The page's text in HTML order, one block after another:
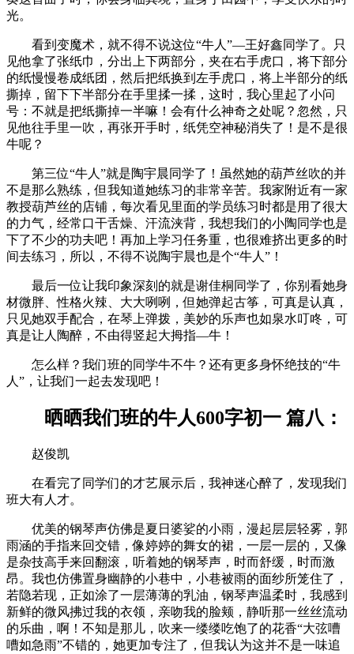
光。
看到变魔术，就不得不说这位“牛人”—王好鑫同学了。只
见他拿了张纸巾，分出上下两部分，夹在右手虎口，将下部分
的纸慢慢卷成纸团，然后把纸换到左手虎口，将上半部分的纸
撕掉，留下下半部分在手里揉一揉，这时，我心里起了小问
号：不就是把纸撕掉一半嘛！会有什么神奇之处呢？忽然，只
见他往手里一吹，再张开手时，纸凭空神秘消失了！是不是很
牛呢？
第三位“牛人”就是陶宇晨同学了！虽然她的葫芦丝吹的并
不是那么熟练，但我知道她练习的非常辛苦。我家附近有一家
教授葫芦丝的店铺，每次看见里面的学员练习时都是用了很大
的力气，经常口干舌燥、汗流浃背，我想我们的小陶同学也是
下了不少的功夫吧！再加上学习任务重，也很难挤出更多的时
间去练习，所以，不得不说陶宇晨也是个“牛人”！
最后一位让我印象深刻的就是谢佳桐同学了，你别看她身
材微胖、性格火辣、大大咧咧，但她弹起古筝，可真是认真，
只见她双手配合，在琴上弹拨，美妙的乐声也如泉水叮咚，可
真是让人陶醉，不由得竖起大拇指—牛！
怎么样？我们班的同学牛不牛？还有更多身怀绝技的“牛
人”，让我们一起去发现吧！
晒晒我们班的牛人600字初一 篇八：
赵俊凯
在看完了同学们的才艺展示后，我神迷心醉了，发现我们
班大有人才。
优美的钢琴声仿佛是夏日婆娑的小雨，漫起层层轻雾，郭
雨涵的手指来回交错，像婷婷的舞女的裙，一层一层的，又像
是杂技高手来回翻滚，听着她的钢琴声，时而舒缓，时而激
昂。我也仿佛置身幽静的小巷中，小巷被雨的面纱所笼住了，
若隐若现，正如涂了一层薄薄的乳油，钢琴声温柔时，我感到
新鲜的微风拂过我的衣领，亲吻我的脸颊，静听那一丝丝流动
的乐曲，啊！不知是那儿，吹来一缕缕吃饱了的花香“大弦嘈
嘈如急雨”不错的，她更加专注了，但我认为这并不是一味追